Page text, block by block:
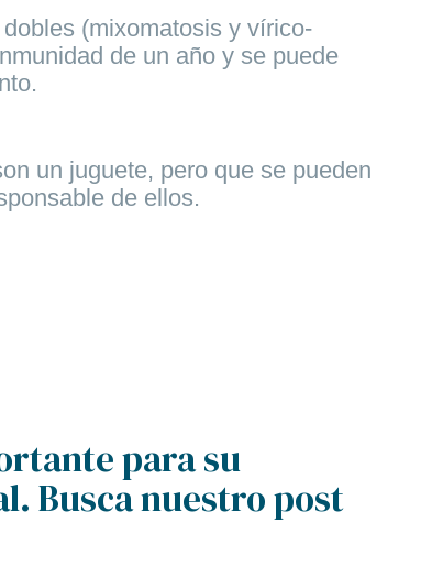
(mixomatosis y vírico-
de un año y se puede
un juguete, pero que se pueden
de ellos.
para su
Busca nuestro post